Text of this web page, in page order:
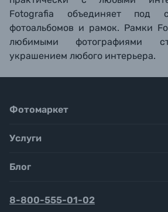
Fotografia объединяет под
фотоальбомов и рамок. Рамки
любимыми фотографиями
украшением любого интерьера.
Фотомаркет
Услуги
Блог
8-800-555-01-02